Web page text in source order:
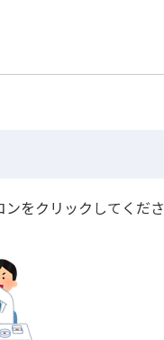
をクリックしてくださ